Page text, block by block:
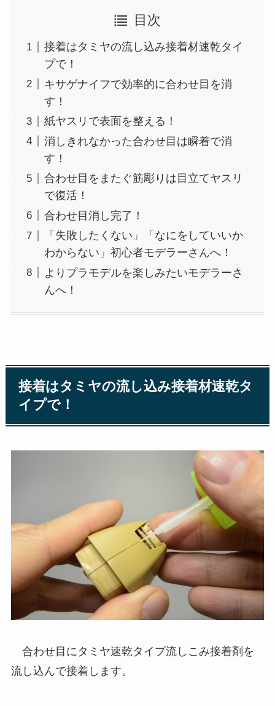
目次
接着はタミヤの流し込み接着材速乾タイ
プで！
キサゲナイフで効率的に合わせ目を消
す！
紙ヤスリで表面を整える！
消しきれなかった合わせ目は瞬着で消
す！
合わせ目をまたぐ筋彫りは目立てヤスリ
で復活！
合わせ目消し完了！
「失敗したくない」「なにをしていいか
わからない」初心者モデラーさんへ！
よりプラモデルを楽しみたいモデラーさ
んへ！
接着はタミヤの流し込み接着材速乾タ
イプで！
合わせ目にタミヤ速乾タイプ流しこみ接着剤を
流し込んで接着します。